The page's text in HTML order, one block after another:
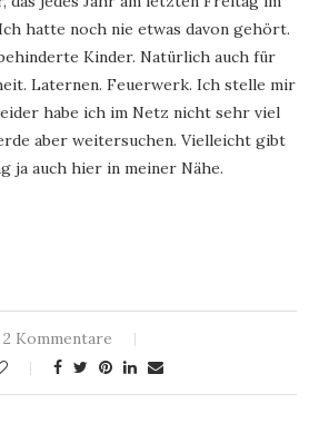
hatte noch nie etwas davon gehört.
Kinder. Natürlich auch für
Laternen. Feuerwerk. Ich stelle mir
habe ich im Netz nicht sehr viel
aber weitersuchen. Vielleicht gibt
ja auch hier in meiner Nähe.
2 Kommentare